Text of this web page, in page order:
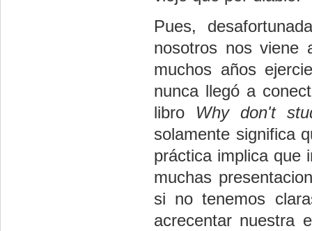
Pues,
nosotros nos viene
muchos años
nunca llegó a
libro Why don't
solamente significa
práctica implica que
muchas
si no tenemos
acrecentar nuestra